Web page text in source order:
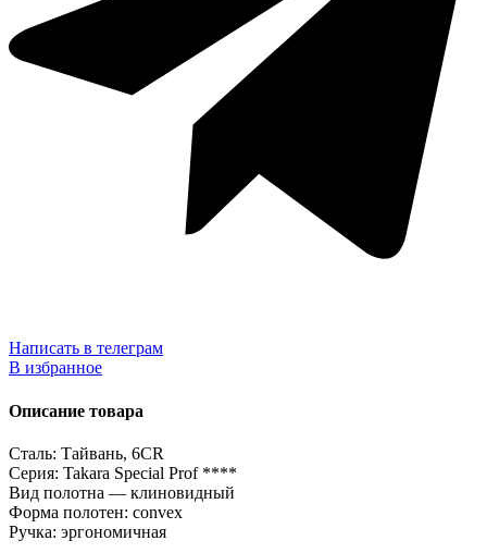
Написать в телеграм
В избранное
Описание товара
Сталь: Тайвань, 6CR
Серия: Takara Special Prof ****
Вид полотна — клиновидный
Форма полотен: convex
Ручка: эргономичная